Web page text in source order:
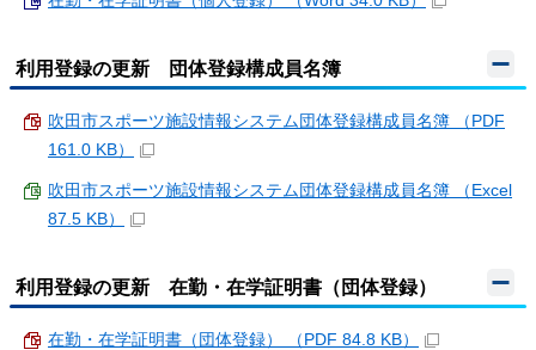
利用登録の更新 団体登録構成員名簿
吹田市スポーツ施設情報システム団体登録構成員名簿 （PDF
161.0 KB）
吹田市スポーツ施設情報システム団体登録構成員名簿 （Excel
87.5 KB）
利用登録の更新 在勤・在学証明書（団体登録）
在勤・在学証明書（団体登録） （PDF 84.8 KB）